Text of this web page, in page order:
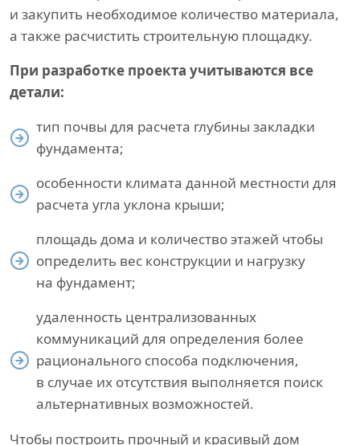
и закупить необходимое количество материала,
а также расчистить строительную площадку.
При разработке проекта учитываются все
детали:
тип почвы для расчета глубины закладки
фундамента;
особенности климата данной местности для
расчета угла уклона крыши;
площадь дома и количество этажей чтобы
определить вес конструкции и нагрузку
на фундамент;
удаленность централизованных
коммуникаций для определения более
рационального способа подключения,
в случае их отсутствия выполняется поиск
альтернативных возможностей.
Чтобы построить прочный и красивый дом